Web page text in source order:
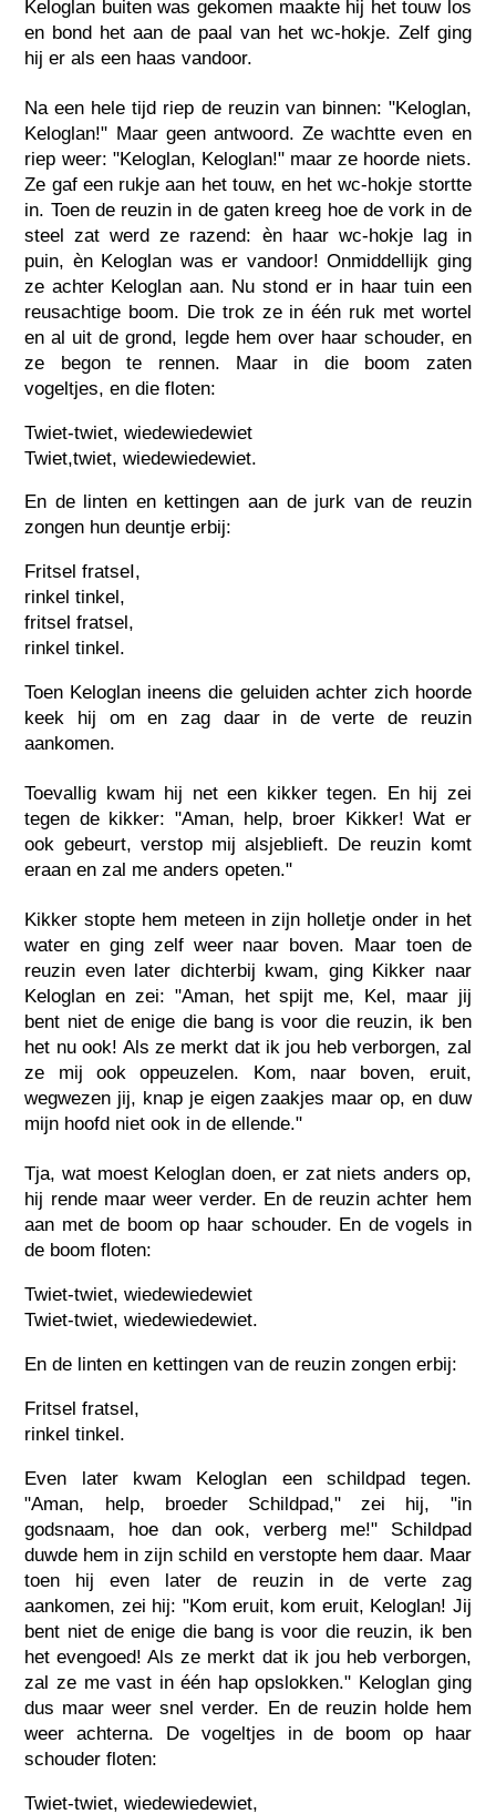
Keloglan buiten was gekomen maakte hij het touw los
en bond het aan de paal van het wc-hokje. Zelf ging
hij er als een haas vandoor.
Na een hele tijd riep de reuzin van binnen: "Keloglan,
Keloglan!" Maar geen antwoord. Ze wachtte even en
riep weer: "Keloglan, Keloglan!" maar ze hoorde niets.
Ze gaf een rukje aan het touw, en het wc-hokje stortte
in. Toen de reuzin in de gaten kreeg hoe de vork in de
steel zat werd ze razend: èn haar wc-hokje lag in
puin, èn Keloglan was er vandoor! Onmiddellijk ging
ze achter Keloglan aan. Nu stond er in haar tuin een
reusachtige boom. Die trok ze in één ruk met wortel
en al uit de grond, legde hem over haar schouder, en
ze begon te rennen. Maar in die boom zaten
vogeltjes, en die floten:
Twiet-twiet, wiedewiedewiet
Twiet,twiet, wiedewiedewiet.
En de linten en kettingen aan de jurk van de reuzin
zongen hun deuntje erbij:
Fritsel fratseI,
rinkel tinkel,
fritsel fratsel,
rinkel tinkel.
Toen Keloglan ineens die geluiden achter zich hoorde
keek hij om en zag daar in de verte de reuzin
aankomen.
Toevallig kwam hij net een kikker tegen. En hij zei
tegen de kikker: "Aman, help, broer Kikker! Wat er
ook gebeurt, verstop mij alsjeblieft. De reuzin komt
eraan en zal me anders opeten."
Kikker stopte hem meteen in zijn holletje onder in het
water en ging zelf weer naar boven. Maar toen de
reuzin even later dichterbij kwam, ging Kikker naar
Keloglan en zei: "Aman, het spijt me, Kel, maar jij
bent niet de enige die bang is voor die reuzin, ik ben
het nu ook! Als ze merkt dat ik jou heb verborgen, zal
ze mij ook oppeuzelen. Kom, naar boven, eruit,
wegwezen jij, knap je eigen zaakjes maar op, en duw
mijn hoofd niet ook in de ellende."
Tja, wat moest Keloglan doen, er zat niets anders op,
hij rende maar weer verder. En de reuzin achter hem
aan met de boom op haar schouder. En de vogels in
de boom floten:
Twiet-twiet, wiedewiedewiet
Twiet-twiet, wiedewiedewiet.
En de linten en kettingen van de reuzin zongen erbij:
Fritsel fratsel,
rinkel tinkel.
Even later kwam Keloglan een schildpad tegen.
"Aman, help, broeder Schildpad," zei hij, "in
godsnaam, hoe dan ook, verberg me!" Schildpad
duwde hem in zijn schild en verstopte hem daar. Maar
toen hij even later de reuzin in de verte zag
aankomen, zei hij: "Kom eruit, kom eruit, Keloglan! Jij
bent niet de enige die bang is voor die reuzin, ik ben
het evengoed! Als ze merkt dat ik jou heb verborgen,
zal ze me vast in één hap opslokken." Keloglan ging
dus maar weer snel verder. En de reuzin holde hem
weer achterna. De vogeltjes in de boom op haar
schouder floten:
Twiet-twiet, wiedewiedewiet,